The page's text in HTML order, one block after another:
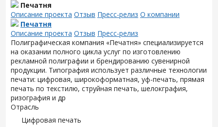
Печатня
Описание проекта Отзыв Пресс-релиз О компании
Печатня
Описание проекта Отзыв Пресс-релиз
Полиграфическая компания «Печатня» специализируется
на оказании полного цикла услуг по изготовлению
рекламной полиграфии и брендированию сувенирной
продукции. Типография использует различные технологии
печати: цифровая, широкоформатная, уф-печать, прямая
печать по текстилю, струйная печать, шелокграфия,
ризография и др
Отрасль
Цифровая печать